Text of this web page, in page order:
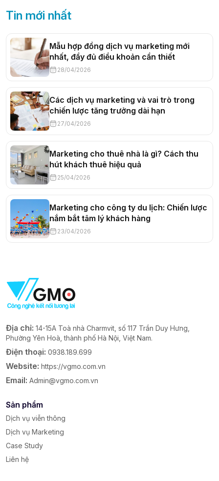
Tin mới nhất
Mẫu hợp đồng dịch vụ marketing mới
nhất, đầy đủ điều khoản cần thiết
28/04/2026
Các dịch vụ marketing và vai trò trong
chiến lược tăng trưởng dài hạn
27/04/2026
Marketing cho thuê nhà là gì? Cách thu
hút khách thuê hiệu quả
25/04/2026
Marketing cho công ty du lịch: Chiến lược
nắm bắt tâm lý khách hàng
23/04/2026
Địa chỉ: 14-15A Toà nhà Charmvit, số 117 Trần Duy Hưng,
Phường Yên Hoà, thành phố Hà Nội, Việt Nam.
Điện thoại: 0938.189.699
Website: https://vgmo.com.vn
Email: Admin@vgmo.com.vn
Sản phẩm
Dịch vụ viễn thông
Dịch vụ Marketing
Case Study
Liên hệ